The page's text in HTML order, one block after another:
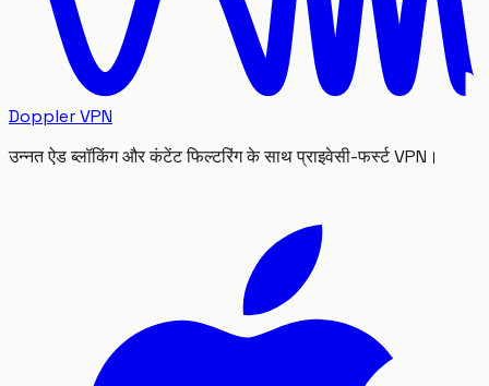
Doppler VPN
उन्नत ऐड ब्लॉकिंग और कंटेंट फिल्टरिंग के साथ प्राइवेसी-फर्स्ट VPN।